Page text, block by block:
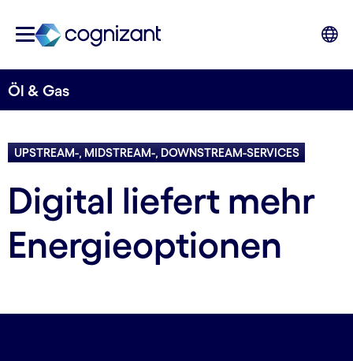
Öl & Gas
UPSTREAM-, MIDSTREAM-, DOWNSTREAM-SERVICES
Digital liefert mehr
Energieoptionen